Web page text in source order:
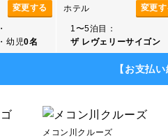
変更する
・
・幼児0名
変更す
ホテル
1〜5泊目：
ザ レヴェリーサイゴン
【お支払い
メコン川クルーズ